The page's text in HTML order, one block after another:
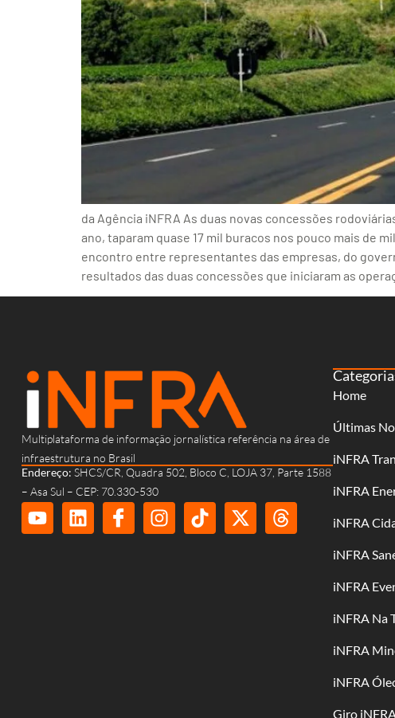
da Agência iNFRA As duas novas concessões
ano, taparam quase 17 mil buracos nos pouco mais de
encontro entre representantes das empresas, do
resultados das duas concessões que iniciaram as
Multiplataforma de informação jornalística referência na área de
infraestrutura no Brasil
Endereço: SHCS/CR, Quadra 502, Bloco C, LOJA 37, Parte 1588
– Asa Sul – CEP: 70.330-530
Home
Últimas
iNFRA
iNFRA
iNFRA
iNFRA
iNFRA
iNFRA Na
iNFRA
iNFRA
Giro